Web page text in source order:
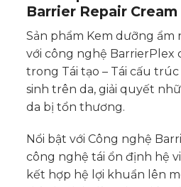
Barrier Repair Cream
Sản phẩm Kem dưỡng ẩm
với công nghệ BarrierPlex
trong Tái tạo – Tái cấu
sinh trên da, giải quyết
da bị tổn thương.
Nổi bật với Công nghệ
công nghệ tái ổn định hệ
kết hợp hệ lợi khuẩn lên